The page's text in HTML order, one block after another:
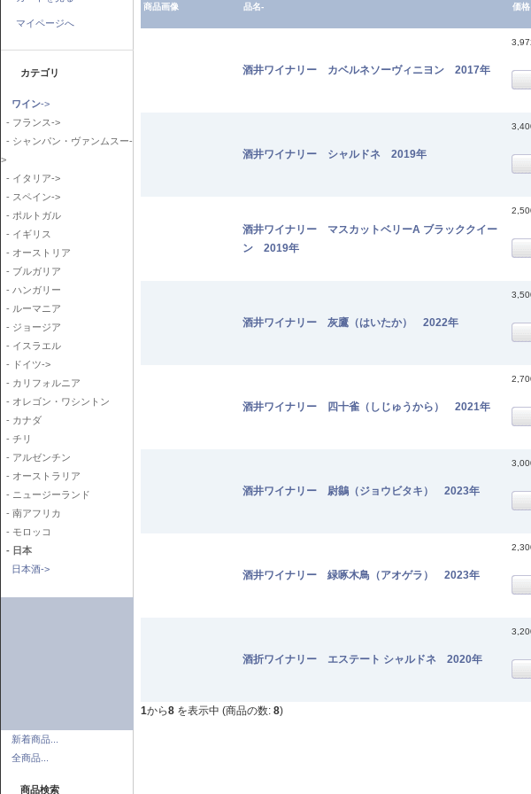
マイページへ
カテゴリ
ワイン->
- フランス->
- シャンパン・ヴァンムスー-
>
- イタリア->
- スペイン->
- ポルトガル
- イギリス
- オーストリア
- ブルガリア
- ハンガリー
- ルーマニア
- ジョージア
- イスラエル
- ドイツ->
- カリフォルニア
- オレゴン・ワシントン
- カナダ
- チリ
- アルゼンチン
- オーストラリア
- ニュージーランド
- 南アフリカ
- モロッコ
- 日本
日本酒->
新着商品...
全商品...
商品検索
商品画像 品名- 価格
酒井ワイナリー カベルネソーヴィニヨン 2017年
酒井ワイナリー シャルドネ 2019年
酒井ワイナリー マスカットベリーA ブラッククイー
ン 2019年
酒井ワイナリー 灰鷹（はいたか） 2022年
酒井ワイナリー 四十雀（しじゅうから） 2021年
酒井ワイナリー 尉鶲（ジョウビタキ） 2023年
酒井ワイナリー 緑啄木鳥（アオゲラ） 2023年
酒折ワイナリー エステート シャルドネ 2020年
1から8 を表示中 (商品の数: 8)